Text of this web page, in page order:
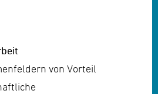
von Vorteil